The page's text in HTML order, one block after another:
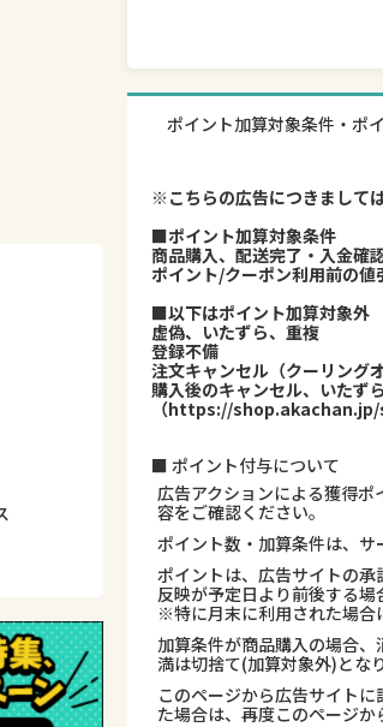
ポイント加算対象条件・ポ
※こちらの広告につきまして
■ポイント加算対象条件
商品購入、配送完了・入金確
ポイント/クーポン利用前の値
■以下はポイント加算対象外
虚偽、いたずら、重複
登録不備
注文キャンセル（クーリングオ
購入後のキャンセル、いたず
（https://shop.akachan.jp/
■ ポイント付与について
広告アクションによる獲得
容をご確認ください。
ポイント数・加算条件は、サ
ポイントは、広告サイトの
反映が予定日より前後する場
※特に月末に利用された場合
加算条件が商品購入の場合
満は切捨て(加算対象外)となり
このページから広告サイト
た場合は、再度このページか